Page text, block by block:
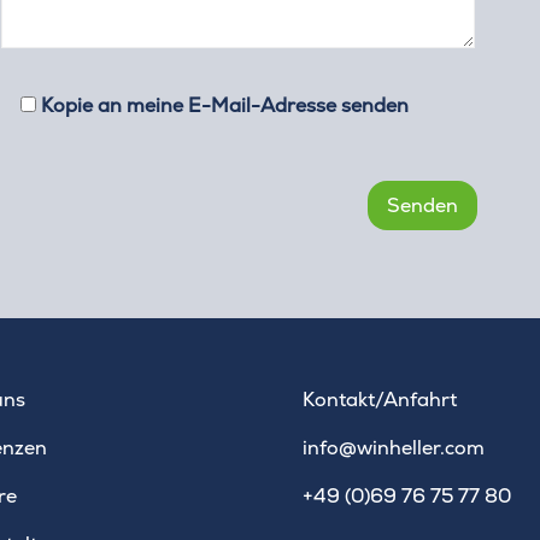
Kopie an meine E-Mail-Adresse senden
Kontakt/Anfahrt
info@winheller.com
+49 (0)69 76 75 77 80